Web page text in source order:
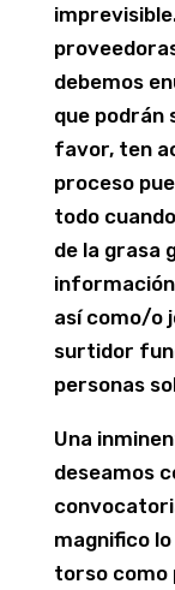
debemos
que podrán
favor, ten
proceso
todo
de la grasa
así­ como/o
surtidor
personas
Una
deseamos
magnifico
torso como